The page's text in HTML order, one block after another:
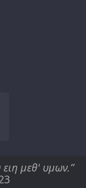
ειη μεθ' υμων.”